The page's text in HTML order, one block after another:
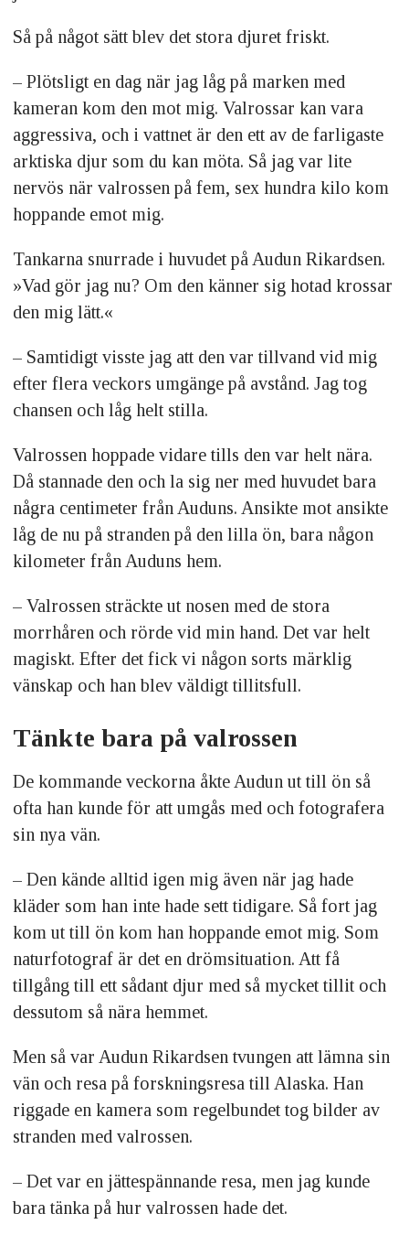
Så på något sätt blev det stora djuret friskt.
– Plötsligt en dag när jag låg på marken med
kameran kom den mot mig. Valrossar kan vara
aggressiva, och i vattnet är den ett av de farligaste
arktiska djur som du kan möta. Så jag var lite
nervös när valrossen på fem, sex hundra kilo kom
hoppande emot mig.
Tankarna snurrade i huvudet på Audun Rikardsen.
»Vad gör jag nu? Om den känner sig hotad krossar
den mig lätt.«
– Samtidigt visste jag att den var tillvand vid mig
efter flera veckors umgänge på avstånd. Jag tog
chansen och låg helt stilla.
Valrossen hoppade vidare tills den var helt nära.
Då stannade den och la sig ner med huvudet bara
några centimeter från Auduns. Ansikte mot ansikte
låg de nu på stranden på den lilla ön, bara någon
kilometer från Auduns hem.
– Valrossen sträckte ut nosen med de stora
morrhåren och rörde vid min hand. Det var helt
magiskt. Efter det fick vi någon sorts märklig
vänskap och han blev väldigt tillitsfull.
Tänkte bara på valrossen
De kommande veckorna åkte Audun ut till ön så
ofta han kunde för att umgås med och fotografera
sin nya vän.
– Den kände alltid igen mig även när jag hade
kläder som han inte hade sett tidigare. Så fort jag
kom ut till ön kom han hoppande emot mig. Som
naturfotograf är det en drömsituation. Att få
tillgång till ett sådant djur med så mycket tillit och
dessutom så nära hemmet.
Men så var Audun Rikardsen tvungen att lämna sin
vän och resa på forskningsresa till Alaska. Han
riggade en kamera som regelbundet tog bilder av
stranden med valrossen.
– Det var en jättespännande resa, men jag kunde
bara tänka på hur valrossen hade det.